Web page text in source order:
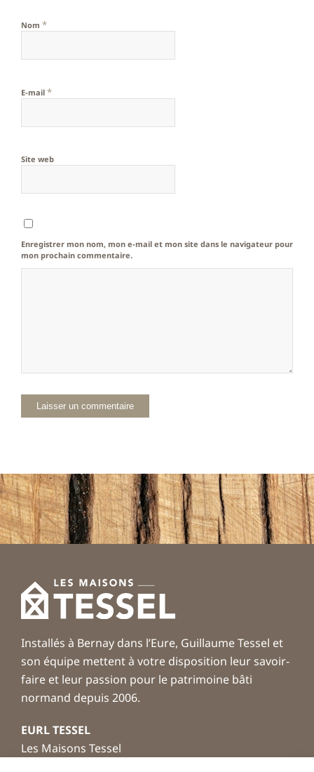
Nom *
E-mail *
Site web
Enregistrer mon nom, mon e-mail et mon site dans le navigateur pour
mon prochain commentaire.
Installés à Bernay dans l’Eure, Guillaume Tessel et
son équipe mettent à votre disposition leur savoir-
faire et leur passion pour le patrimoine bâti
normand depuis 2006.
EURL TESSEL
Les Maisons Tessel